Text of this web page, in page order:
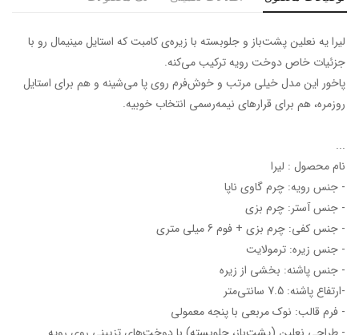
لیرا یه نعلین پشت‌باز و جلو‌بسته با زیره‌ی کامبت که استایل مینیمال رو با
جزئیات خاص دوخت رویه ترکیب می‌کنه.
پاخور این مدل خیلی مرتب و خوش‌فرم روی پا می‌شینه و هم برای استایل
روزمره، هم برای قرارهای نیمه‌رسمی انتخاب خوبیه.
...
نام محصول : لیرا
- جنس رویه: چرم گاوی ناپا
- جنس آستر: چرم بزی
- جنس کفی: چرم بزی + فوم 6 میلی متری
- جنس زیره: ترمولایت
- جنس پاشنه: بخشی از زیره
-ارتفاع پاشنه: 7.5 سانتی‌متر
- فرم قالب: نوک مربعی با پنجه معمولی